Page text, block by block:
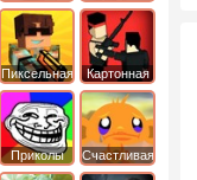
титаны
вперед
мир
Гамбола
Пиксельная
война
Картонная
башка
Приколы
Счастливая
обезьянка